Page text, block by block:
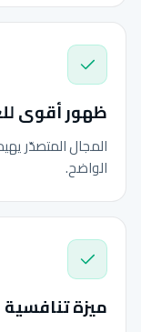
ظهور أقوى
المجال المتصدّر
الواضح.
ميزة تنافسية